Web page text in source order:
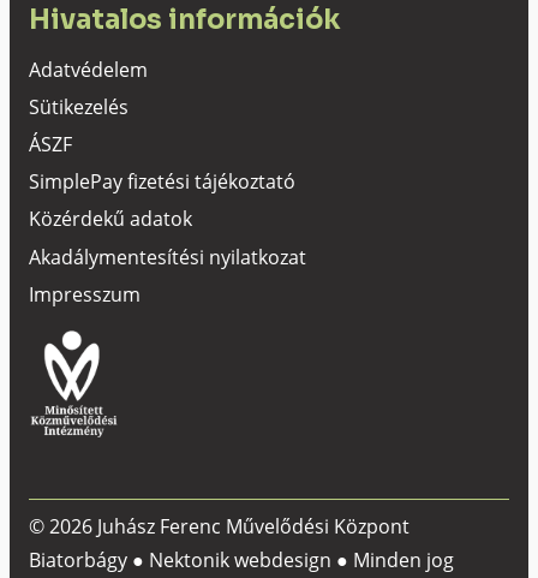
Hivatalos információk
Adatvédelem
Sütikezelés
ÁSZF
SimplePay fizetési tájékoztató
Közérdekű adatok
Akadálymentesítési nyilatkozat
Impresszum
© 2026 Juhász Ferenc Művelődési Központ
Biatorbágy ● Nektonik webdesign ● Minden jog